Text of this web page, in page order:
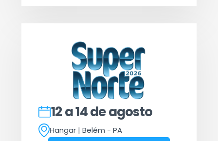
12 a 14 de agosto
Hangar | Belém - PA